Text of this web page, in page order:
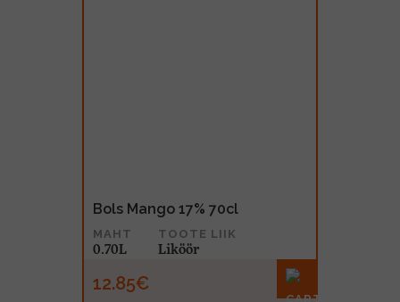
Bols Mango 17% 70cl
MAHT
0.70L
TOOTE LIIK
Liköör
12.85€